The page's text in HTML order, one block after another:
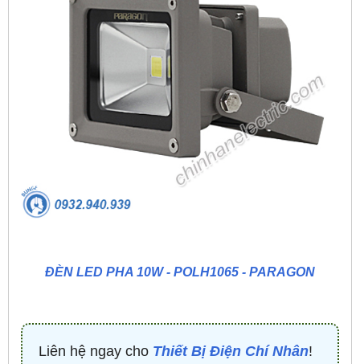
ĐÈN LED PHA 10W - POLH1065 - PARAGON
Liên hệ ngay cho Thiết Bị Điện Chí Nhân!